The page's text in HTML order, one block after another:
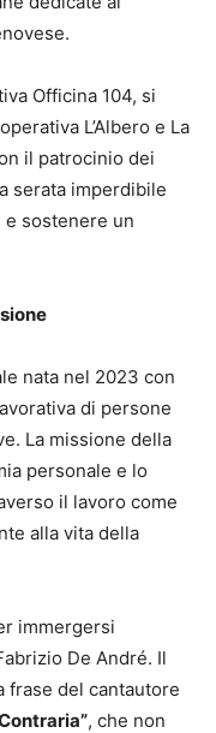
Officina 104, si
L’Albero e La
il patrocinio dei
serata imperdibile
e sostenere un
nata nel 2023 con
di persone
La missione della
personale e lo
il lavoro come
alla vita della
immergersi
De André. Il
frase del cantautore
, che non